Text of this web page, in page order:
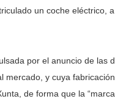
un coche eléctrico,
por el anuncio de las
mercado, y cuya
de forma que la